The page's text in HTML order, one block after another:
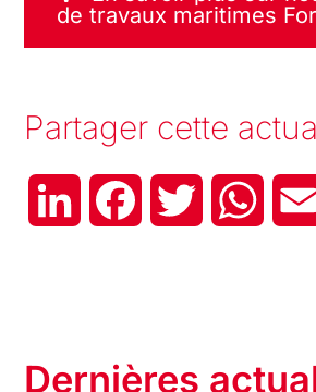
de travaux maritimes
Partager cette
LinkedIn FacebookTwitter
Dernières